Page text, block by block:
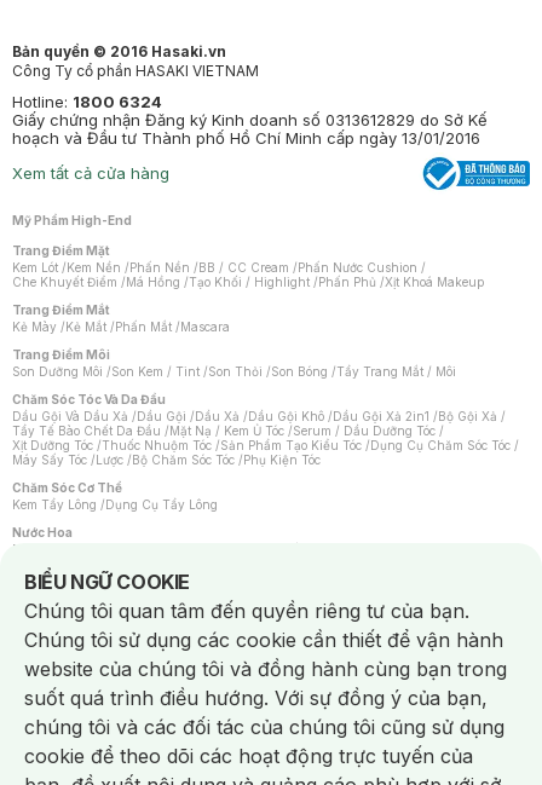
Bản quyền © 2016 Hasaki.vn
Công Ty cổ phần HASAKI VIETNAM
Hotline: 1800 6324
Giấy chứng nhận Đăng ký Kinh doanh số 0313612829 do Sở Kế
hoạch và Đầu tư Thành phố Hồ Chí Minh cấp ngày 13/01/2016
Xem tất cả cửa hàng
Mỹ Phẩm High-End
Trang Điểm Mặt
Kem Lót /Kem Nền /Phấn Nền /BB / CC Cream /Phấn Nước Cushion /
Che Khuyết Điểm /Má Hồng /Tạo Khối / Highlight /Phấn Phủ /Xịt Khoá Makeup
Trang Điểm Mắt
Kẻ Mày /Kẻ Mắt /Phấn Mắt /Mascara
Trang Điểm Môi
Son Dưỡng Môi /Son Kem / Tint /Son Thỏi /Son Bóng /Tẩy Trang Mắt / Môi
Chăm Sóc Tóc Và Da Đầu
Dầu Gội Và Dầu Xả /Dầu Gội /Dầu Xả /Dầu Gội Khô /Dầu Gội Xả 2in1 /Bộ Gội Xả /
Tẩy Tế Bào Chết Da Đầu /Mặt Nạ / Kem Ủ Tóc /Serum / Dầu Dưỡng Tóc /
Xịt Dưỡng Tóc /Thuốc Nhuộm Tóc /Sản Phẩm Tạo Kiểu Tóc /Dụng Cụ Chăm Sóc Tóc /
Máy Sấy Tóc /Lược /Bộ Chăm Sóc Tóc /Phụ Kiện Tóc
Chăm Sóc Cơ Thể
Kem Tẩy Lông /Dụng Cụ Tẩy Lông
Nước Hoa
Nước Hoa Nữ
Chăm Sóc Cá Nhân
Chống Muỗi /Khẩu Trang /Máy Massage/Mặt Nạ Xông Hơi /Nước Rửa Tay/
Sản Phẩm Chăm Sóc Khác /Bàn Chải Đánh Răng /Bàn Chải Điện/
Hỗ Trợ Trắng Răng/Kem Đánh Răng /Máy Tăm Nước/ Nước Súc Miệng/
Tăm / Chỉ Nha Khoa/ Xịt Thơm Miệng / Dung Dịch Vệ Sinh/Dưỡng Vùng Kín/
Khăn Ướt Vệ Sinh Vùng Kín/Băng Vệ Sinh/Tampon/Bọt Cạo Râu /Dao Cạo Râu/
Máy Cạo Râu
Vấn Đề Về Da
Da Dầu / Lỗ Chân Lông To/ Da Khô / Mất Nước/ Da Lão Hóa/ Da Mụn/
Da Nhạy Cảm / Kích Ứng
Da Xỉn Màu Thâm / Nám / Tàn Nhang
Quầng Thâm & Bọng Mắt /Sẹo /Viêm Da Cơ Địa
BIỂU NGỮ COOKIE
Notice about cookies usage
Chúng tôi quan tâm đến quyền riêng tư của bạn.
Chúng tôi sử dụng các cookie cần thiết để vận hành
website của chúng tôi và đồng hành cùng bạn trong
suốt quá trình điều hướng. Với sự đồng ý của bạn,
chúng tôi và các đối tác của chúng tôi cũng sử dụng
cookie để theo dõi các hoạt động trực tuyến của